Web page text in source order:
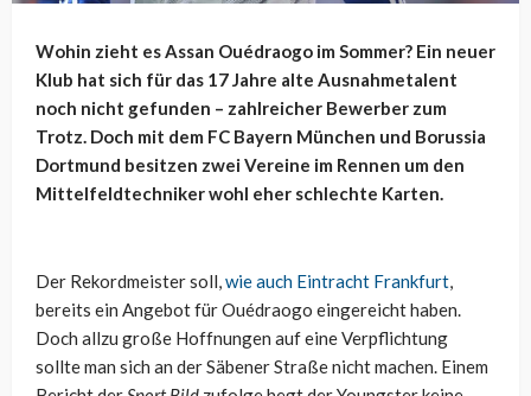
Wohin zieht es Assan Ouédraogo im Sommer? Ein neuer
Klub hat sich für das 17 Jahre alte Ausnahmetalent
noch nicht gefunden – zahlreicher Bewerber zum
Trotz. Doch mit dem FC Bayern München und Borussia
Dortmund besitzen zwei Vereine im Rennen um den
Mittelfeldtechniker wohl eher schlechte Karten.
Der Rekordmeister soll,wie auch Eintracht Frankfurt,
bereits ein Angebot für Ouédraogo eingereicht haben.
Doch allzu große Hoffnungen auf eine Verpflichtung
sollte man sich an der Säbener Straße nicht machen. Einem